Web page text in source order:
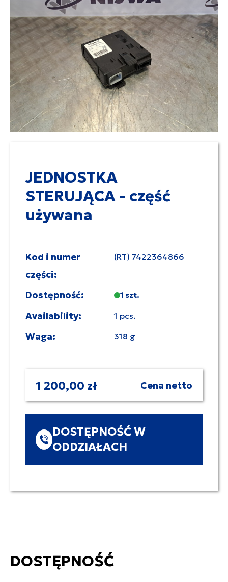
JEDNOSTKA
STERUJĄCA - część
używana
Kod i numer
części:
(RT) 7422364866
Dostępność: 1 szt.
Availability: 1 pcs.
Waga: 318 g
1 200,00 zł Cena netto
DOSTĘPNOŚĆ W
ODDZIAŁACH
DOSTĘPNOŚĆ